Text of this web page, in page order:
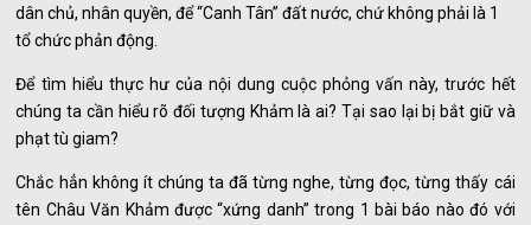
dân chủ, nhân quyền, để “Canh Tân” đất nước, chứ không phải là 1
tổ chức phản động.
Để tìm hiểu thực hư của nội dung cuộc phỏng vấn này, trước hết
chúng ta cần hiểu rõ đối tượng Khảm là ai? Tại sao lại bị bắt giữ và
phạt tù giam?
Chắc hẳn không ít chúng ta đã từng nghe, từng đọc, từng thấy cái
tên Châu Văn Khảm được “xứng danh” trong 1 bài báo nào đó với